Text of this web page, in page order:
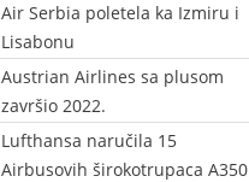
Air Serbia poletela ka Izmiru i
Lisabonu
Austrian Airlines sa plusom
završio 2022.
Lufthansa naručila 15
Airbusovih širokotrupaca A350